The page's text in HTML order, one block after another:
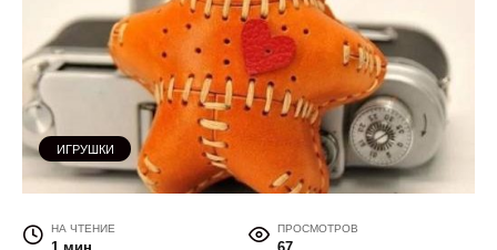
ИГРУШКИ
НА ЧТЕНИЕ ПРОСМОТРОВ